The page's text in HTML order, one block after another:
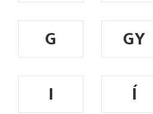
G
GY
I
Í